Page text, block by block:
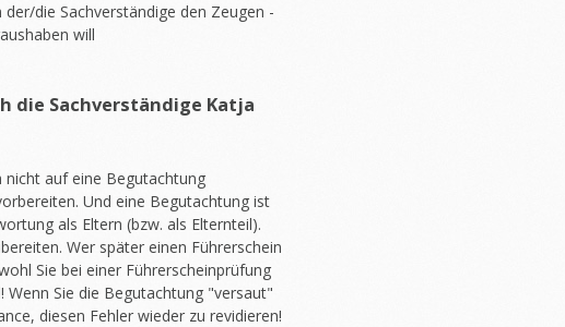
die Sachverständige den Zeugen -
will
die Sachverständige Katja
nicht auf eine Begutachtung
Und eine Begutachtung ist
als Eltern (bzw. als Elternteil).
Wer später einen Führerschein
Sie bei einer Führerscheinprüfung
Sie die Begutachtung "versaut"
diesen Fehler wieder zu revidieren!